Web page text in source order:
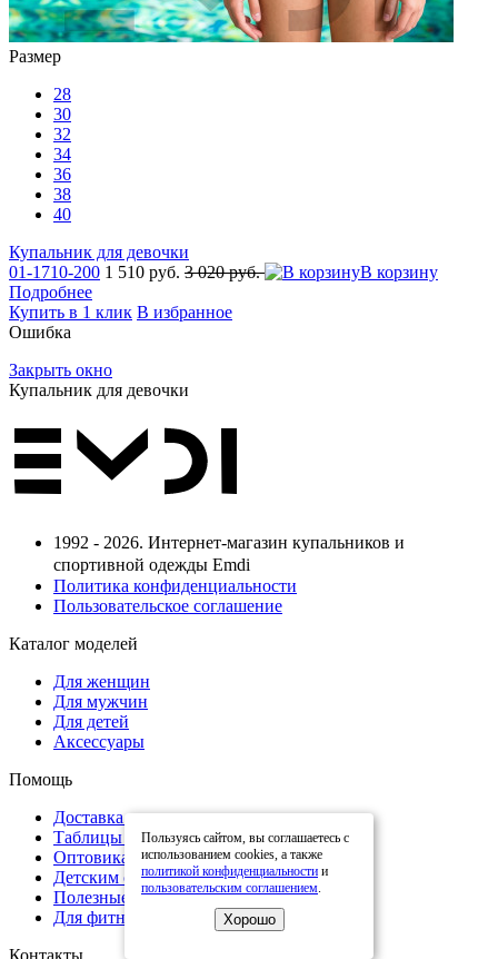
Размер
28
30
32
34
36
38
40
Купальник для девочки
01-1710-200 1 510 руб. 3 020 руб.
В корзину
Подробнее
Купить в 1 клик В избранное
Ошибка
Закрыть окно
Купальник для девочки
1992 - 2026. Интернет-магазин купальников и
спортивной одежды Emdi
Политика конфиденциальности
Пользовательское соглашение
Каталог моделей
Для женщин
Для мужчин
Для детей
Аксессуары
Помощь
Доставка и оплата
Таблицы размеров
Оптовикам
Детским спортивным организациям
Полезные статьи
Для фитнес тренеров
Контакты
Пользуясь сайтом, вы соглашаетесь с
использованием cookies, а также
политикой конфиденциальности и
пользовательским соглашением.
Хорошо